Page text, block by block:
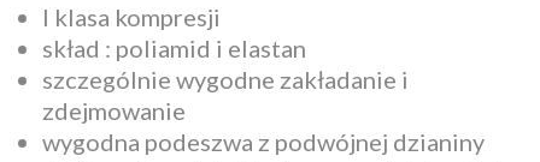
I klasa kompresji
skład : poliamid i elastan
szczególnie wygodne zakładanie i
zdejmowanie
wygodna podeszwa z podwójnej dzianiny